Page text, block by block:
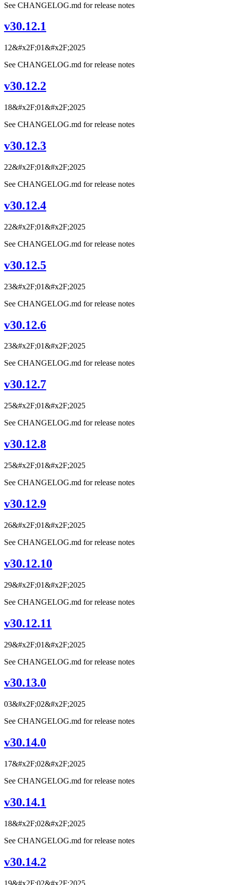
See CHANGELOG.md for release notes
v30.12.1
12&#x2F;01&#x2F;2025
See CHANGELOG.md for release notes
v30.12.2
18&#x2F;01&#x2F;2025
See CHANGELOG.md for release notes
v30.12.3
22&#x2F;01&#x2F;2025
See CHANGELOG.md for release notes
v30.12.4
22&#x2F;01&#x2F;2025
See CHANGELOG.md for release notes
v30.12.5
23&#x2F;01&#x2F;2025
See CHANGELOG.md for release notes
v30.12.6
23&#x2F;01&#x2F;2025
See CHANGELOG.md for release notes
v30.12.7
25&#x2F;01&#x2F;2025
See CHANGELOG.md for release notes
v30.12.8
25&#x2F;01&#x2F;2025
See CHANGELOG.md for release notes
v30.12.9
26&#x2F;01&#x2F;2025
See CHANGELOG.md for release notes
v30.12.10
29&#x2F;01&#x2F;2025
See CHANGELOG.md for release notes
v30.12.11
29&#x2F;01&#x2F;2025
See CHANGELOG.md for release notes
v30.13.0
03&#x2F;02&#x2F;2025
See CHANGELOG.md for release notes
v30.14.0
17&#x2F;02&#x2F;2025
See CHANGELOG.md for release notes
v30.14.1
18&#x2F;02&#x2F;2025
See CHANGELOG.md for release notes
v30.14.2
19&#x2F;02&#x2F;2025